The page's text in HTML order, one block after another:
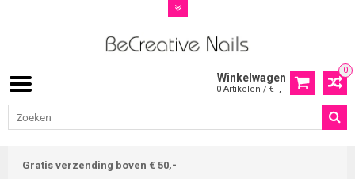
0
Winkelwagen
0 Artikelen / €--,--
Gratis verzending boven € 50,-